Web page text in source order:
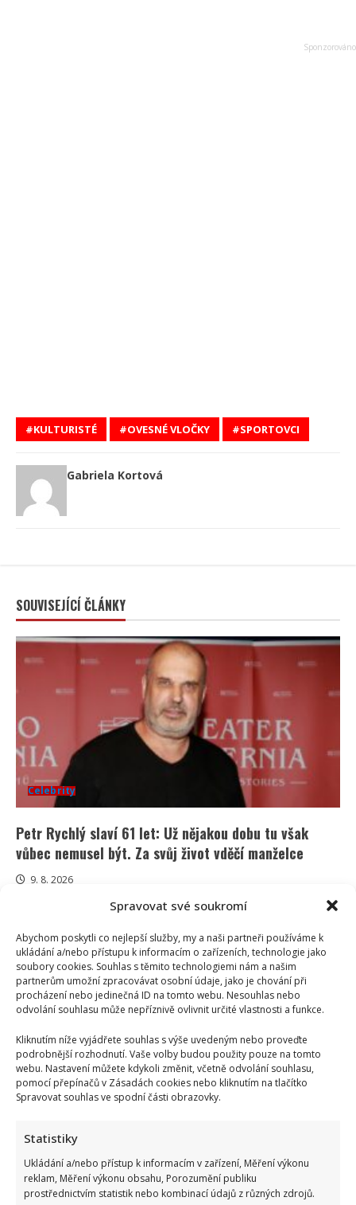
Spravovat své soukromí
Abychom poskytli co nejlepší služby, my a naši partneři používáme k
ukládání a/nebo přístupu k informacím o zařízeních, technologie jako
soubory cookies. Souhlas s těmito technologiemi nám a našim
partnerům umožní zpracovávat osobní údaje, jako je chování při
procházení nebo jedinečná ID na tomto webu. Nesouhlas nebo
odvolání souhlasu může nepříznivě ovlivnit určité vlastnosti a funkce.
Kliknutím níže vyjádřete souhlas s výše uvedeným nebo proveďte
podrobnější rozhodnutí. Vaše volby budou použity pouze na tomto
webu. Nastavení můžete kdykoli změnit, včetně odvolání souhlasu,
pomocí přepínačů v Zásadách cookies nebo kliknutím na tlačítko
Spravovat souhlas ve spodní části obrazovky.
Statistiky
Ukládání a/nebo přístup k informacím v zařízení, Měření výkonu
reklam, Měření výkonu obsahu, Porozumění publiku
prostřednictvím statistik nebo kombinací údajů z různých zdrojů.
KULTURISTÉ OVESNÉ VLOČKY SPORTOVCI
Gabriela Kortová
SOUVISEJÍCÍ ČLÁNKY
Celebrity
Petr Rychlý slaví 61 let: Už nějakou dobu tu však
vůbec nemusel být. Za svůj život vděčí manželce
9. 8. 2026
Celebrity
Jak bydlí Jan Bendig: Domov známého zpěváka
osobností
9. 8. 2026